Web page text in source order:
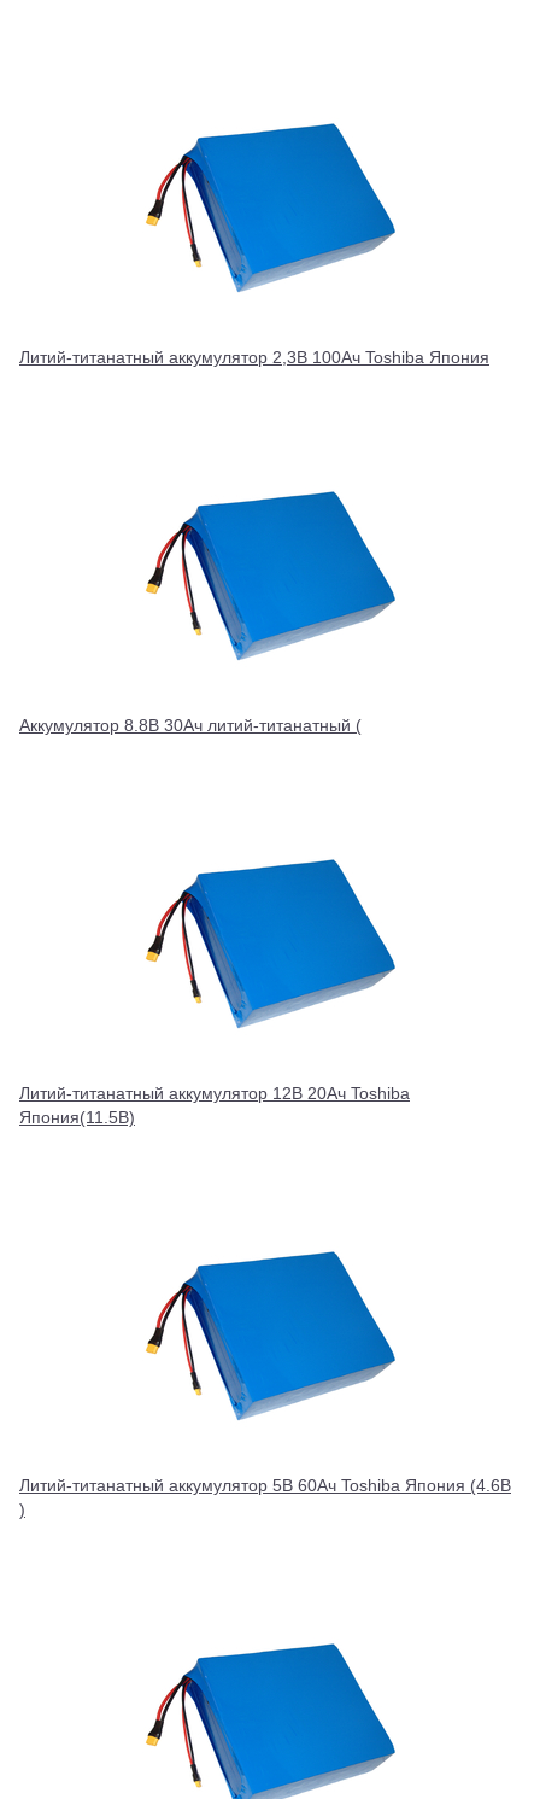
Литий-титанатный аккумулятор 2,3В 100Ач Toshiba Япония
Аккумулятор 8.8В 30Ач литий-титанатный (
Литий-титанатный аккумулятор 12В 20Ач Toshiba
Япония(11.5В)
Литий-титанатный аккумулятор 5В 60Ач Toshiba Япония (4.6В
)